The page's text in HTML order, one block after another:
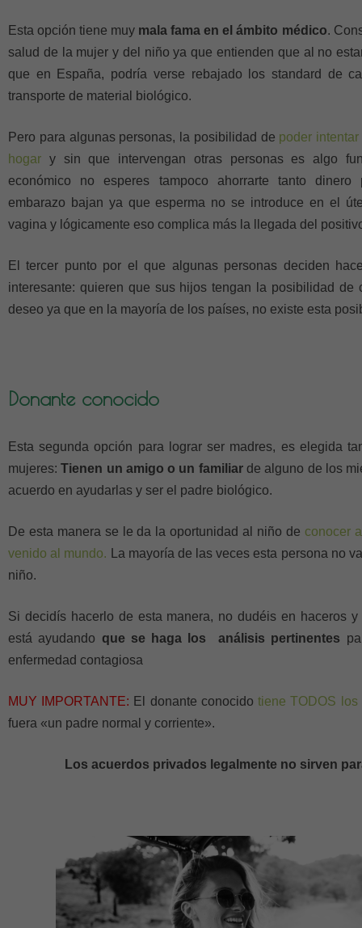
Esta opción tiene muy mala fama en el ámbito médico.
salud de la mujer y del niño ya que entienden que al no
que en España, podría verse rebajado los standard de
transporte de material biológico.
Pero para algunas personas, la posibilidad de poder
hogar y sin que intervengan otras personas es algo
económico no esperes tampoco ahorrarte tanto
embarazo bajan ya que esperma no se introduce en el
vagina y lógicamente eso complica más la llegada del
El tercer punto por el que algunas personas deciden
interesante: quieren que sus hijos tengan la posibilidad
deseo ya que en la mayoría de los países, no existe esta
Donante conocido
Esta segunda opción para lograr ser madres, es elegida
mujeres:Tienen un amigo o un familiarde alguno de los
acuerdo en ayudarlas y ser el padre biológico.
De esta manera se le da la oportunidad al niño de conocer
venido al mundo. La mayoría de las veces esta persona no
niño.
Si decidís hacerlo de esta manera, no dudéis en haceros
está ayudando que se haga los análisis pertinentes
enfermedad contagiosa
MUY IMPORTANTE: El donante conocidotiene TODOS los
fuera «un padre normal y corriente».
Los acuerdos privados legalmente no sirven